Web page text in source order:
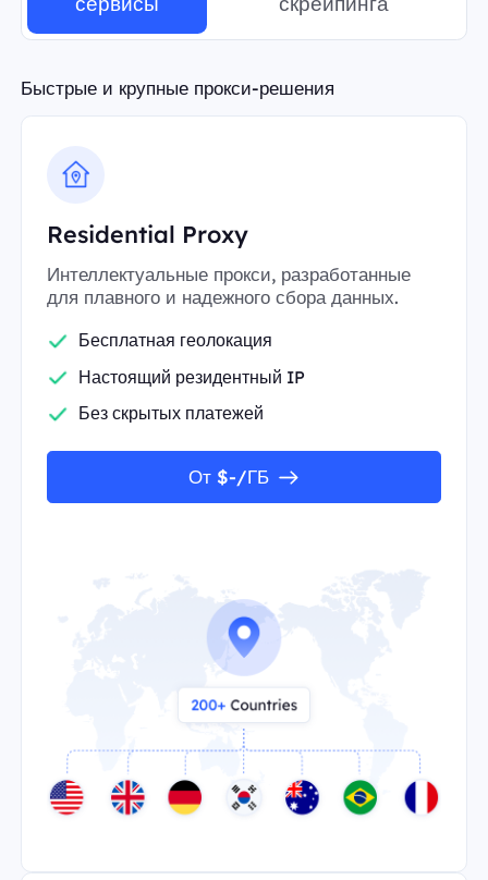
Быстрые и крупные прокси-решения
Residential Proxy
Интеллектуальные прокси, разработанные
для плавного и надежного сбора данных.
Бесплатная геолокация
Настоящий резидентный IP
Без скрытых платежей
От $-/ГБ